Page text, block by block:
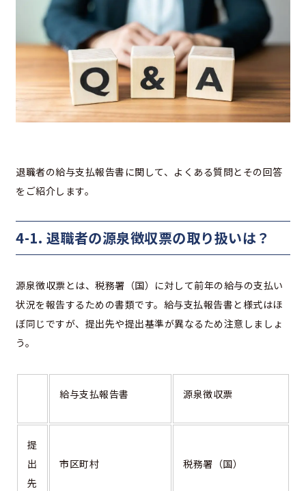
退職者の給与支払報告書に関して、よくある質問とその回答
をご紹介します。
4-1. 退職者の源泉徴収票の取り扱いは？
源泉徴収票とは、税務署（国）に対して前年の給与の支払い
状況を報告するための書類です。給与支払報告書と様式はほ
ぼ同じですが、提出先や提出基準が異なるため注意しましょ
う。
給与支払報告書 源泉徴収票
提
出
先
市区町村 税務署（国）